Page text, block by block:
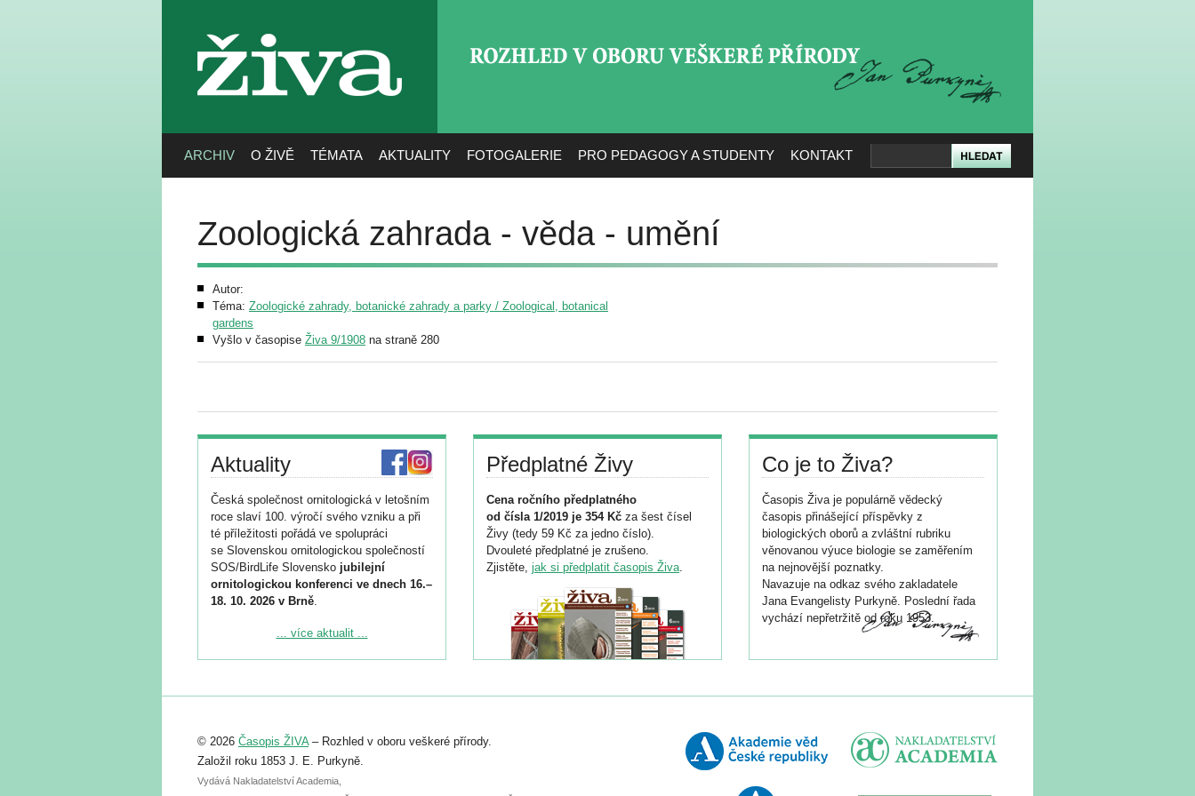
živa
ARCHIV O ŽIVĚ TÉMATA AKTUALITY FOTOGALERIE PRO PEDAGOGY A STUDENTY KONTAKT
Zoologická zahrada - věda - umění
Autor:
Téma: Zoologické zahrady, botanické zahrady a parky / Zoological, botanical
gardens
Vyšlo v časopise Živa 9/1908 na straně 280
Aktuality
Česká společnost ornitologická v letošním
roce slaví 100. výročí svého vzniku a při
té příležitosti pořádá ve spolupráci
se Slovenskou ornitologickou společností
SOS/BirdLife Slovensko jubilejní
ornitologickou konferenci ve dnech 16.–
18. 10. 2026 v Brně.
Podrobnější informace ke konferenci
Registrovat se můžete do 6. září.
abstraktu přihlášené přednášky nebo
posteru je už 30. června.
... více aktualit ...
Předplatné Živy
Cena ročního předplatného
od čísla 1/2019 je 354 Kč za šest čísel
Živy (tedy 59 Kč za jedno číslo).
Dvouleté předplatné je zrušeno.
Zjistěte, jak si předplatit časopis Živa.
Co je to Živa?
Časopis Živa je populárně vědecký
časopis přinášející příspěvky z
biologických oborů a zvláštní rubriku
věnovanou výuce biologie se zaměřením
na nejnovější poznatky.
Navazuje na odkaz svého zakladatele
Jana Evangelisty Purkyně. Poslední řada
vychází nepřetržitě od roku 1953.
© 2026 Časopis ŽIVA– Rozhled v oboru veškeré přírody.
Založil roku 1853 J. E. Purkyně.
Vydává Nakladatelství Academia,